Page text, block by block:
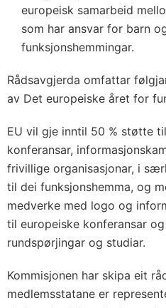
europeisk samarbeid
som har ansvar for barn
funksjonshemmingar.
Rådsavgjerda omfattar
av Det europeiske året for
EU vil gje inntil 50 % støtte
konferansar,
frivillige organisasjonar, i
til dei funksjonshemma, og
medverke med logo og
til europeiske konferansar
rundspørjingar og studiar.
Kommisjonen har skipa eit
medlemsstatane er